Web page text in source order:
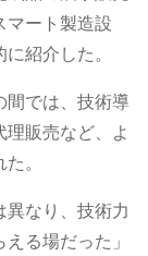
マート製造設
紹介した。
間では、技術導
販売など、よ
。
なり、技術力
る場だった」